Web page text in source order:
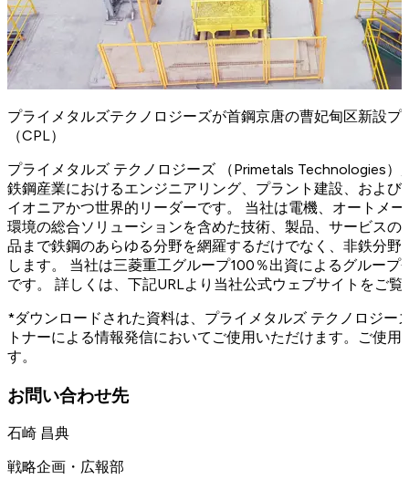
プライメタルズテクノロジーズが首鋼京唐の曹妃甸区新設
（CPL）
プライメタルズ テクノロジーズ （Primetals Technologies
鉄鋼産業におけるエンジニアリング、プラント建設、およ
イオニアかつ世界的リーダーです。 当社は電機、オートメ
環境の総合ソリューションを含めた技術、製品、サービス
品まで鉄鋼のあらゆる分野を網羅するだけでなく、非鉄分
します。 当社は三菱重工グループ100％出資によるグルー
です。 詳しくは、下記URLより当社公式ウェブサイトをご覧
*ダウンロードされた資料は、プライメタルズ テクノロジー
トナーによる情報発信においてご使用いただけます。ご使
す。
お問い合わせ先
石崎 昌典
戦略企画・広報部